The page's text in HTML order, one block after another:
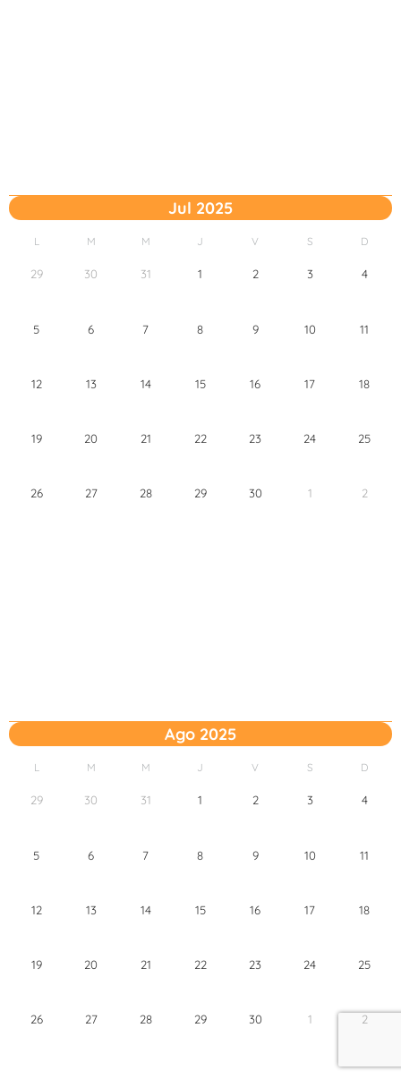
Jul 2025
L M M J V S D
29 30 31 1 2 3 4
5 6 7 8 9 10 11
12 13 14 15 16 17 18
19 20 21 22 23 24 25
26 27 28 29 30 1 2
Ago 2025
L M M J V S D
29 30 31 1 2 3 4
5 6 7 8 9 10 11
12 13 14 15 16 17 18
19 20 21 22 23 24 25
26 27 28 29 30 1 2